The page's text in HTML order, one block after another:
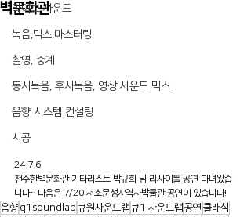
라이브 사운드
녹음,믹스,마스터링
촬영, 중계
동시녹음, 후시녹음, 영상 사운드 믹스
음향 시스템 컨설팅
시공
벽문화관
24.7.6
전주한벽문화관 기타리스트 박규희 님 리사이틀 공연 다녀왔습
니다~ 다음은 7/20 서소문성지역사박물관 공연이 있습니다!
음향 q1soundlab 큐원사운드랩큐1 사운드랩공연 클래식